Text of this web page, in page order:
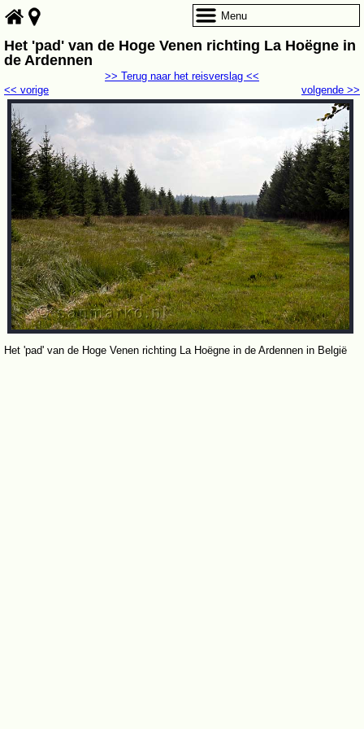
Het 'pad' van de Hoge Venen richting La Hoëgne in
de Ardennen
volgende >>
<< vorige
>> Terug naar het reisverslag <<
Het 'pad' van de Hoge Venen richting La Hoëgne in de Ardennen in België
Menu